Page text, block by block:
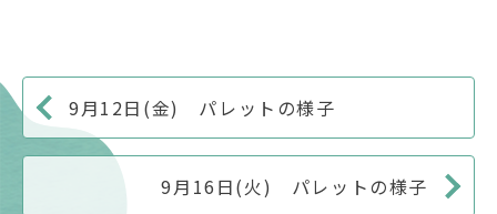
9月12日(金) パレットの様子
9月16日(火) パレットの様子